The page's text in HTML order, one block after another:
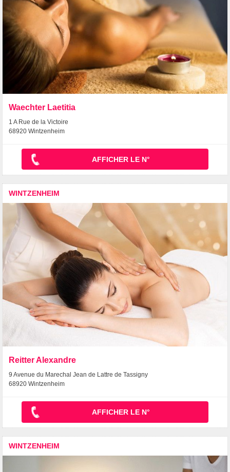
Waechter Laetitia
1 A Rue de la Victoire
68920 Wintzenheim
AFFICHER LE N°
WINTZENHEIM
Reitter Alexandre
9 Avenue du Marechal Jean de Lattre de Tassigny
68920 Wintzenheim
AFFICHER LE N°
WINTZENHEIM